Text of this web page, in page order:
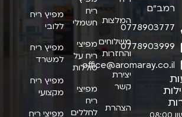
רמב"ם
0778903777
0778903999
office@aromaray.co.il
המלצות
משלוחים
והחזרות
יצירת
קשר
הצהרת
ריח
חשמלי
מפיצי
ריח על
סוללות
מפיצי
ריח
לחללים
מפיץ ריח
ללובי
מפיץ ריח
למשרד
מפיץ ריח
מקצועי
מפיצי ריח